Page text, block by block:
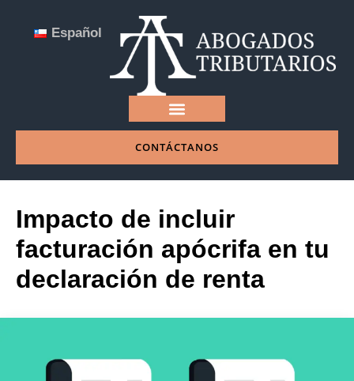
CONTÁCTANOS
Español
Impacto de incluir
facturación apócrifa en tu
declaración de renta